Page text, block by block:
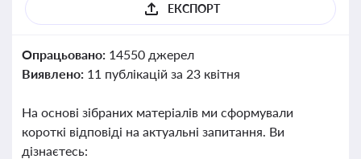
ЕКСПОРТ
Опрацьовано: 14550 джерел
Виявлено: 11 публікацій за 23 квітня
На основі зібраних матеріалів ми сформували
короткі відповіді на актуальні запитання. Ви
дізнаєтесь: